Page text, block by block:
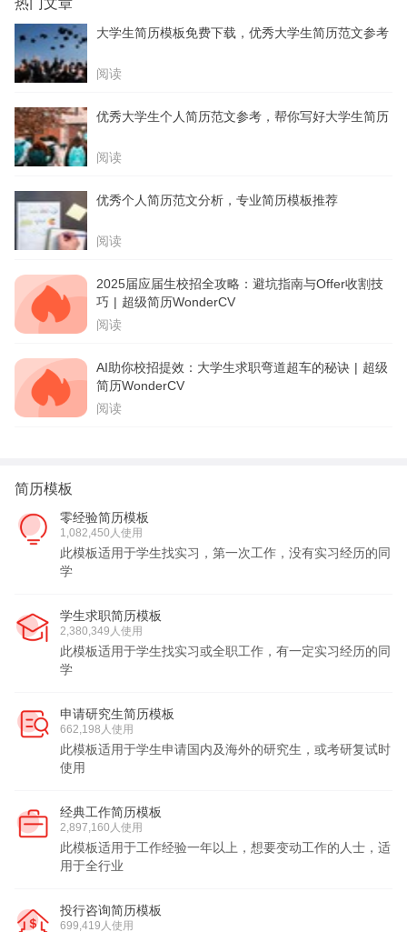
热门文章
大学生简历模板免费下载，优秀大学生简历范文参考
阅读
优秀大学生个人简历范文参考，帮你写好大学生简历
阅读
优秀个人简历范文分析，专业简历模板推荐
阅读
2025届应届生校招全攻略：避坑指南与Offer收割技
巧 | 超级简历WonderCV
阅读
AI助你校招提效：大学生求职弯道超车的秘诀 | 超级
简历WonderCV
阅读
简历模板
零经验简历模板
1,082,450人使用
此模板适用于学生找实习，第一次工作，没有实习经历的同
学
学生求职简历模板
2,380,349人使用
此模板适用于学生找实习或全职工作，有一定实习经历的同
学
申请研究生简历模板
662,198人使用
此模板适用于学生申请国内及海外的研究生，或考研复试时
使用
经典工作简历模板
2,897,160人使用
此模板适用于工作经验一年以上，想要变动工作的人士，适
用于全行业
投行咨询简历模板
699,419人使用